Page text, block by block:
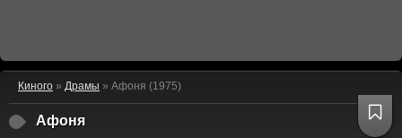
Киного » Драмы » Афоня (1975)
Афоня